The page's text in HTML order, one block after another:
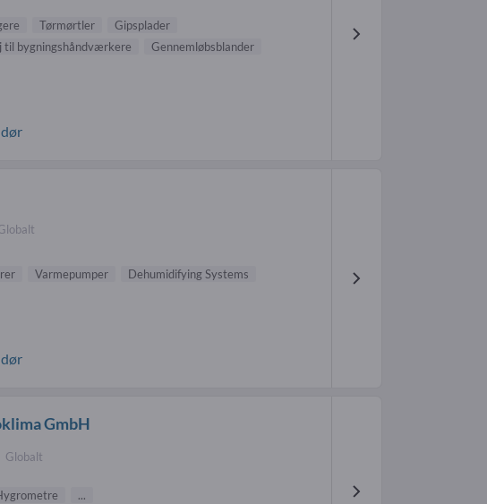
Tørmørtler
Gipsplader
bygningshåndværkere
Gennemløbsblander
Varmepumper
Dehumidifying Systems
GmbH
Globalt
...